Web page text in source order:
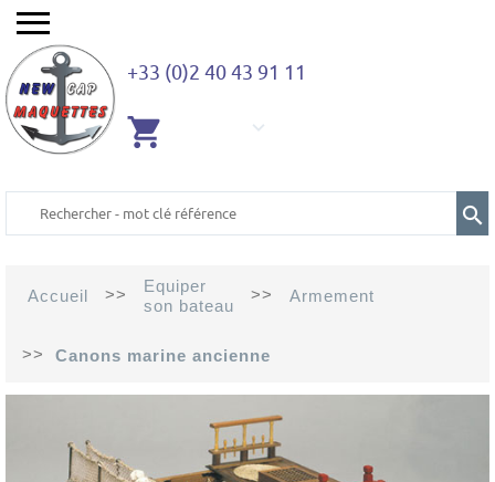
+33 (0)2 40 43 91 11
Accueil >>
Equiper
son bateau
>> Armement
>> Canons marine ancienne